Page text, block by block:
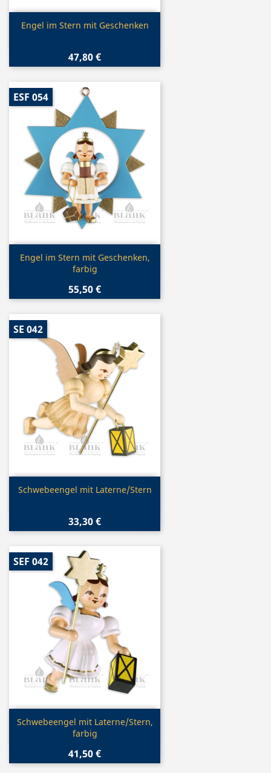
Vorschau
Engel im Stern mit Geschenken
47,80 €
Vorschau
Engel im Stern mit Geschenken,
farbig
55,50 €
ESF 054
Vorschau
Schwebeengel mit Laterne/Stern
33,30 €
SE 042
Vorschau
Schwebeengel mit Laterne/Stern,
farbig
41,50 €
SEF 042